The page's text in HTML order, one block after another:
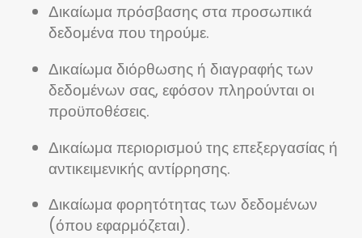
Δικαίωμα πρόσβασης στα προσωπικά
δεδομένα που τηρούμε.
Δικαίωμα διόρθωσης ή διαγραφής των
δεδομένων σας, εφόσον πληρούνται οι
προϋποθέσεις.
Δικαίωμα περιορισμού της επεξεργασίας ή
αντικειμενικής αντίρρησης.
Δικαίωμα φορητότητας των δεδομένων
(όπου εφαρμόζεται).